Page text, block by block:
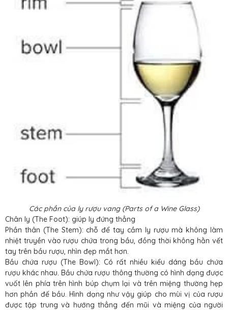
Các phần của ly rượu vang (Parts of a Wine Glass)
Chân ly (The Foot): giúp ly đứng thẳng
Phần thân (The Stem): chỗ để tay cầm ly rượu mà không làm
nhiệt truyền vào rượu chứa trong bầu, đồng thời không hằn vết
tay trên bầu rượu, nhìn đẹp mắt hơn.
Bầu chứa rượu (The Bowl): Có rất nhiều kiểu dáng bầu chứa
rượu khác nhau. Bầu chứa rượu thông thường có hình dạng được
vuốt lên phía trên hình búp chụm lại và trên miệng thường hẹp
hơn phần đế bầu. Hình dạng như vậy giúp cho mùi vị của rượu
được tập trung và hướng thẳng đến mũi và miệng của người